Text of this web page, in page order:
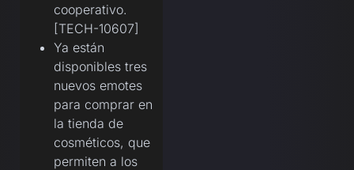
cooperativo.
[TECH-10607]
Ya están
disponibles tres
nuevos emotes
para comprar en
la tienda de
cosméticos, que
permiten a los